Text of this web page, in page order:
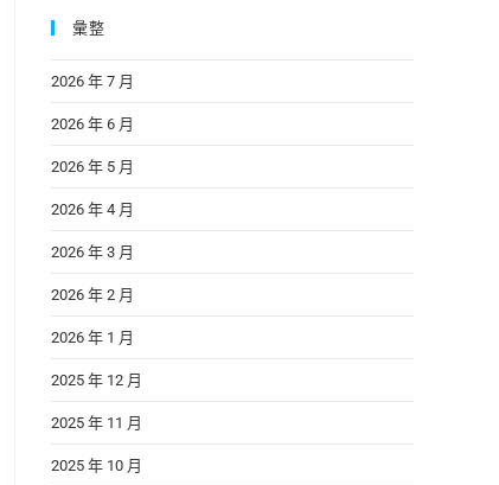
彙整
2026 年 7 月
2026 年 6 月
2026 年 5 月
2026 年 4 月
2026 年 3 月
2026 年 2 月
2026 年 1 月
2025 年 12 月
2025 年 11 月
2025 年 10 月